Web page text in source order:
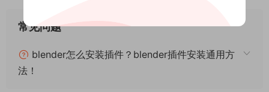
常见问题
blender怎么安装插件？blender插件安装通用方
法！